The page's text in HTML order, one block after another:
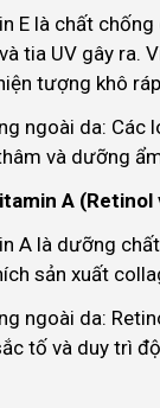
E là chất
tia UV gây ra.
tượng khô
ngoài da: Các
và dưỡng
A (Retinol
A là dưỡng
sản xuất
ngoài da:
tố và duy trì